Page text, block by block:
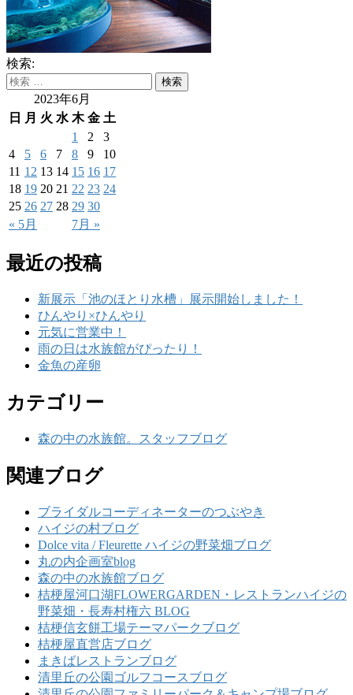
検索:
2023年6月
日
月 火 水 木 金 土
« 5月 7月 »
1 2
3
4
5 6 7 8 9
10
11 12 13 14 15 16 17
18 19 20 21 22 23 24
25 26 27 28 29 30
最近の投稿
新展示「池のほとり水槽」展示開始しました！
ひんやり×ひんやり
元気に営業中！
雨の日は水族館がぴったり！
金魚の産卵
カテゴリー
森の中の水族館。スタッフブログ
関連ブログ
ブライダルコーディネーターのつぶやき
ハイジの村ブログ
Dolce vita / Fleurette ハイジの野菜畑ブログ
丸の内企画室blog
森の中の水族館ブログ
桔梗屋河口湖FLOWERGARDEN・レストランハイジの
野菜畑・長寿村権六 BLOG
桔梗信玄餅工場テーマパークブログ
桔梗屋直営店ブログ
まきばレストランブログ
清里丘の公園ゴルフコースブログ